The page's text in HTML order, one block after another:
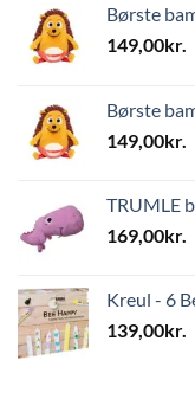
Børste
149,00kr.
Børste
149,00kr.
TRUMLE
169,00kr.
Kreul - 6
139,00kr.